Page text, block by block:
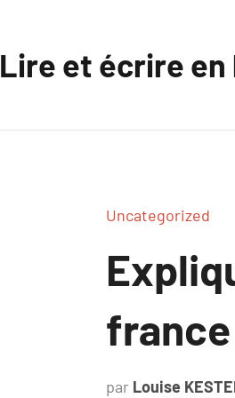
Lire et écrire en
Uncategorized
france
par Louise